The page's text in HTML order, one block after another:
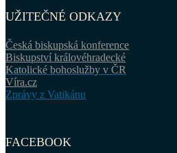
UŽITEČNÉ ODKAZY
Česká biskupská konference
Biskupství královéhradecké
Katolické bohoslužby v ČR
Víra.cz
Zprávy z Vatikánu
FACEBOOK